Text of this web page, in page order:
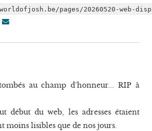
pages/20260520-web-
au champ d’honneur... RIP à
début du web, les adresses étaient
moins lisibles que de nos jours.